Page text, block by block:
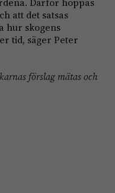
att det satsas
hur skogens
tid, säger Peter
förslag mätas och